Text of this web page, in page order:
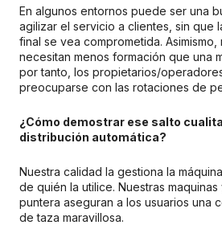
En algunos entornos puede ser una
agilizar el servicio a clientes, sin que
final se vea comprometida.
necesitan menos formación que una
por tanto, los propietarios/
preocuparse con las rotaciones de
¿Cómo demostrar ese salto
distribución automática?
Nuestra calidad la gestiona la
de quién la utilice. Nuestras
puntera aseguran a los usuarios una
de taza maravillosa.